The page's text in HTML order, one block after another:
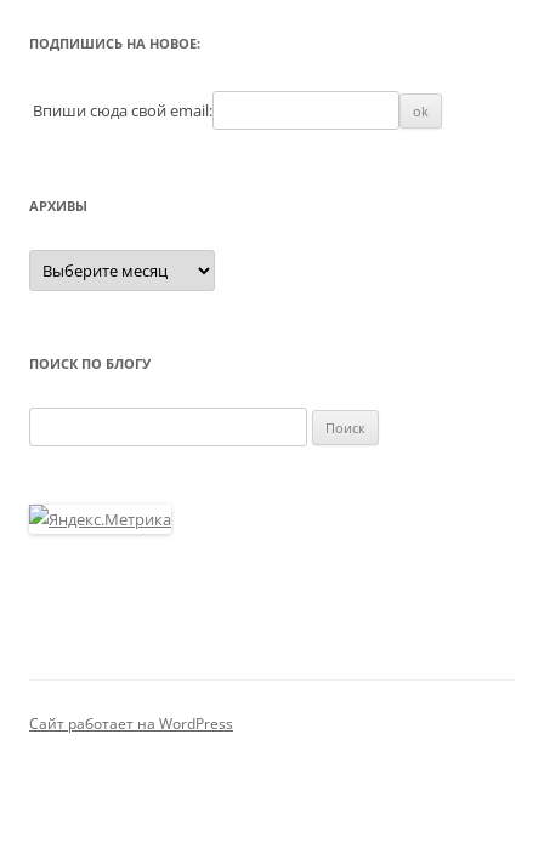
ПОДПИШИСЬ НА НОВОЕ:
Впиши сюда свой email:
АРХИВЫ
Архивы
ПОИСК ПО БЛОГУ
Сайт работает на WordPress